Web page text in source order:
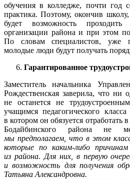
обучения в колледже, почти год
практика. Поэтому, окончив
будет возможность
организации района и при этом
По словам специалистов, уже
молодые люди будут получать
Гарантированное
Заместитель начальника
Рождественская заверила, что ни
не останется не
учащимся педагогического
в котором он обязуется отработать
Бодайбинского района не
мы предполагаем, что в этом
которые по каким-либо
из района. Для них, в первую
и возможность для получения
Татьяна Александровна.